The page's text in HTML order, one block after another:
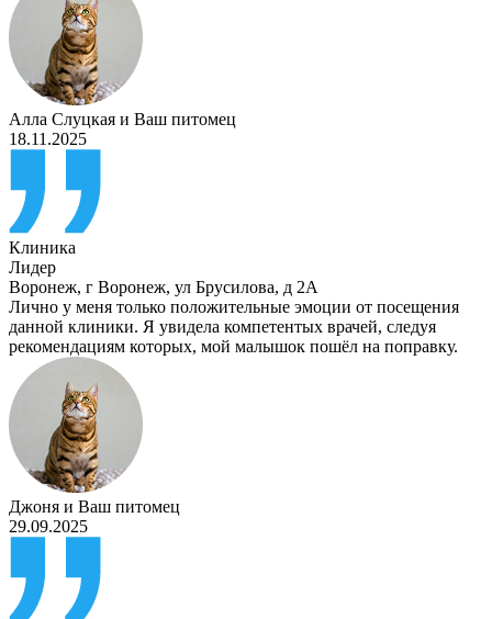
Алла Слуцкая и Ваш питомец
18.11.2025
Клиника
Лидер
Воронеж, г Воронеж, ул Брусилова, д 2А
Лично у меня только положительные эмоции от посещения
данной клиники. Я увидела компетентых врачей, следуя
рекомендациям которых, мой малышок пошёл на поправку.
Джоня и Ваш питомец
29.09.2025